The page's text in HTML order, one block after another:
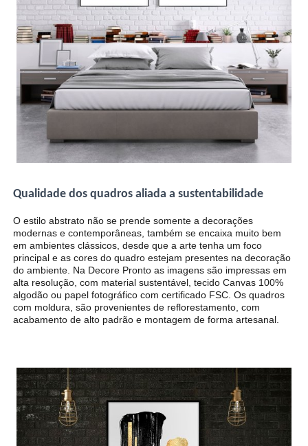
Qualidade dos quadros aliada a sustentabilidade
O estilo abstrato não se prende somente a decorações
modernas e contemporâneas, também se encaixa muito bem
em ambientes clássicos, desde que a arte tenha um foco
principal e as cores do quadro estejam presentes na decoração
do ambiente. Na Decore Pronto as imagens são impressas em
alta resolução, com material sustentável, tecido Canvas 100%
algodão ou papel fotográfico com certificado FSC. Os quadros
com moldura, são provenientes de reflorestamento, com
acabamento de alto padrão e montagem de forma artesanal.